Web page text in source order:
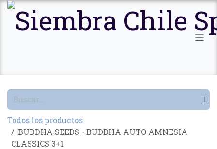
Ir al contenido
Todos los productos
BUDDHA SEEDS - BUDDHA AUTO AMNESIA
CLASSICS 3+1